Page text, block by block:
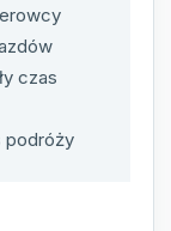
czas
podróży